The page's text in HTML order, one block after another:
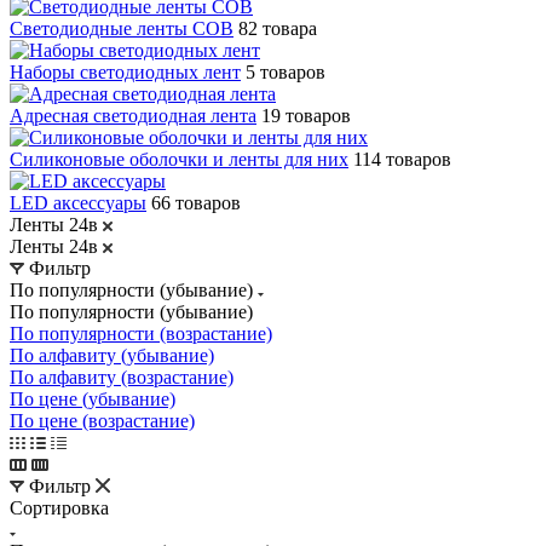
Светодиодные ленты COB 82 товара
Наборы светодиодных лент 5 товаров
Адресная светодиодная лента 19 товаров
Силиконовые оболочки и ленты для них 114 товаров
LED аксессуары 66 товаров
Ленты 24в
Ленты 24в
Фильтр
По популярности (убывание)
По популярности (убывание)
По популярности (возрастание)
По алфавиту (убывание)
По алфавиту (возрастание)
По цене (убывание)
По цене (возрастание)
Фильтр
Сортировка